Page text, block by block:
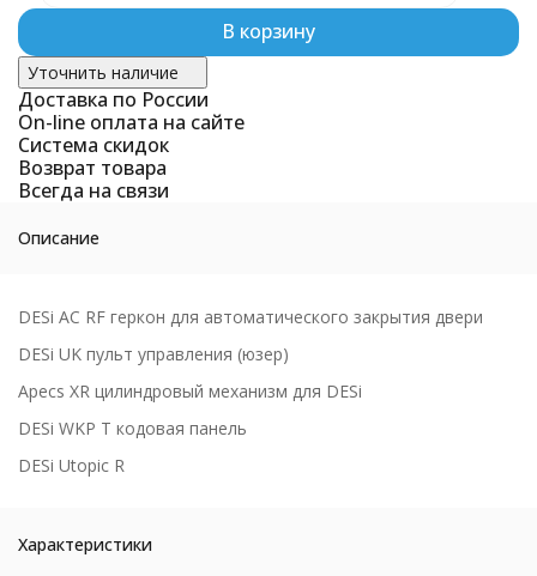
В корзину
Уточнить наличие
Доставка по России
On-line оплата на сайте
Система скидок
Возврат товара
Всегда на связи
Описание
DESi AC RF геркон для автоматического закрытия двери
DESi UK пульт управления (юзер)
Apecs XR цилиндровый механизм для DESi
DESi WKP T кодовая панель
DESi Utopic R
Характеристики